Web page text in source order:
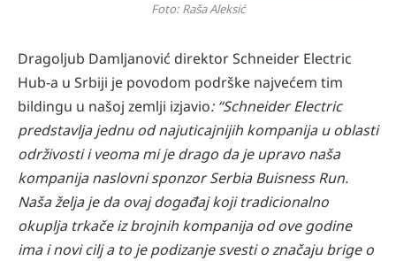
Foto: Raša Aleksić
Dragoljub Damljanović direktor Schneider Electric
Hub-a u Srbiji je povodom podrške najvećem tim
bildingu u našoj zemlji izjavio: “Schneider Electric
predstavlja jednu od najuticajnijih kompanija u oblasti
održivosti i veoma mi je drago da je upravo naša
kompanija naslovni sponzor Serbia Buisness Run.
Naša želja je da ovaj događaj koji tradicionalno
okuplja trkače iz brojnih kompanija od ove godine
ima i novi cilj a to je podizanje svesti o značaju brige o